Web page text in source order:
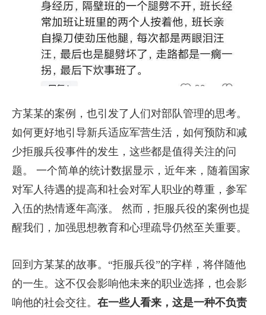
方某某的案例，也引发了人们对部队管理的思考。
如何更好地引导新兵适应军营生活，如何预防和减
少拒服兵役事件的发生，这些都是值得关注的问
题。 一个简单的统计数据显示，近年来，随着国家
对军人待遇的提高和社会对军人职业的尊重，参军
入伍的热情逐年高涨。 然而，拒服兵役的案例也提
醒我们，加强思想教育和心理疏导仍然至关重要。
回到方某某的故事。“拒服兵役”的字样，将伴随他
的一生。这不仅会影响他未来的职业选择，也会影
响他的社会交往。 在一些人看来，这是一种不负责